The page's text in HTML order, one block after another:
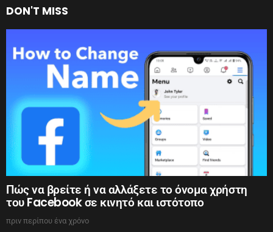
DON'T MISS
Πώς να βρείτε ή να αλλάξετε το όνομα χρήστη
του Facebook σε κινητό και ιστότοπο
πριν περίπου ένα χρόνο